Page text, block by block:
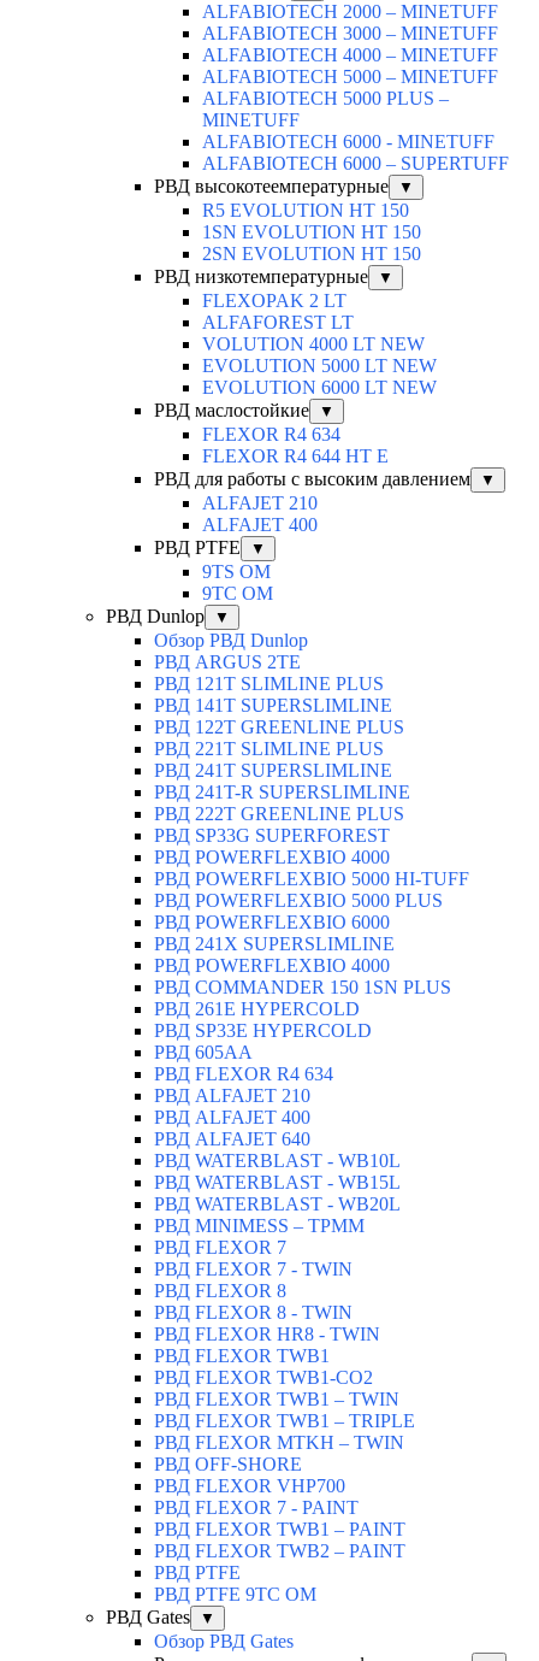
ALFABIOTECH 2000 – MINETUFF
ALFABIOTECH 3000 – MINETUFF
ALFABIOTECH 4000 – MINETUFF
ALFABIOTECH 5000 – MINETUFF
ALFABIOTECH 5000 PLUS –
MINETUFF
ALFABIOTECH 6000 - MINETUFF
ALFABIOTECH 6000 – SUPERTUFF
РВД высокотеемпературные
▼
R5 EVOLUTION HT 150
1SN EVOLUTION HT 150
2SN EVOLUTION HT 150
РВД низкотемпературные
▼
FLEXOPAK 2 LT
ALFAFOREST LT
VOLUTION 4000 LT NEW
EVOLUTION 5000 LT NEW
EVOLUTION 6000 LT NEW
РВД маслостойкие
▼
FLEXOR R4 634
FLEXOR R4 644 HT E
РВД для работы с высоким давлением
▼
ALFAJET 210
ALFAJET 400
РВД PTFE
▼
9TS OM
9TC OM
РВД Dunlop
▼
Обзор РВД Dunlop
РВД ARGUS 2TE
РВД 121T SLIMLINE PLUS
РВД 141T SUPERSLIMLINE
РВД 122T GREENLINE PLUS
РВД 221T SLIMLINE PLUS
РВД 241T SUPERSLIMLINE
РВД 241T-R SUPERSLIMLINE
РВД 222T GREENLINE PLUS
РВД SP33G SUPERFOREST
РВД POWERFLEXBIO 4000
РВД POWERFLEXBIO 5000 HI-TUFF
РВД POWERFLEXBIO 5000 PLUS
РВД POWERFLEXBIO 6000
РВД 241X SUPERSLIMLINE
РВД POWERFLEXBIO 4000
РВД СOMMANDER 150 1SN PLUS
РВД 261E HYPERCOLD
РВД SP33E HYPERCOLD
РВД 605AA
РВД FLEXOR R4 634
РВД ALFAJET 210
РВД ALFAJET 400
РВД ALFAJET 640
РВД WATERBLAST - WB10L
РВД WATERBLAST - WB15L
РВД WATERBLAST - WB20L
РВД MINIMESS – TPMM
РВД FLEXOR 7
РВД FLEXOR 7 - TWIN
РВД FLEXOR 8
РВД FLEXOR 8 - TWIN
РВД FLEXOR HR8 - TWIN
РВД FLEXOR TWB1
РВД FLEXOR TWB1-CO2
РВД FLEXOR TWB1 – TWIN
РВД FLEXOR TWB1 – TRIPLE
РВД FLEXOR MTKH – TWIN
РВД OFF-SHORE
РВД FLEXOR VHP700
РВД FLEXOR 7 - PAINT
РВД FLEXOR TWB1 – PAINT
РВД FLEXOR TWB2 – PAINT
РВД PTFE
РВД PTFE 9TC OM
РВД Gates
▼
Обзор РВД Gates